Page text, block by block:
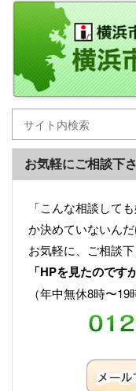
お気軽にご相談下
「こんな相談して
か決めていないん
お気軽に、ご相談下
「HPを見たので
（年中無休8時〜19